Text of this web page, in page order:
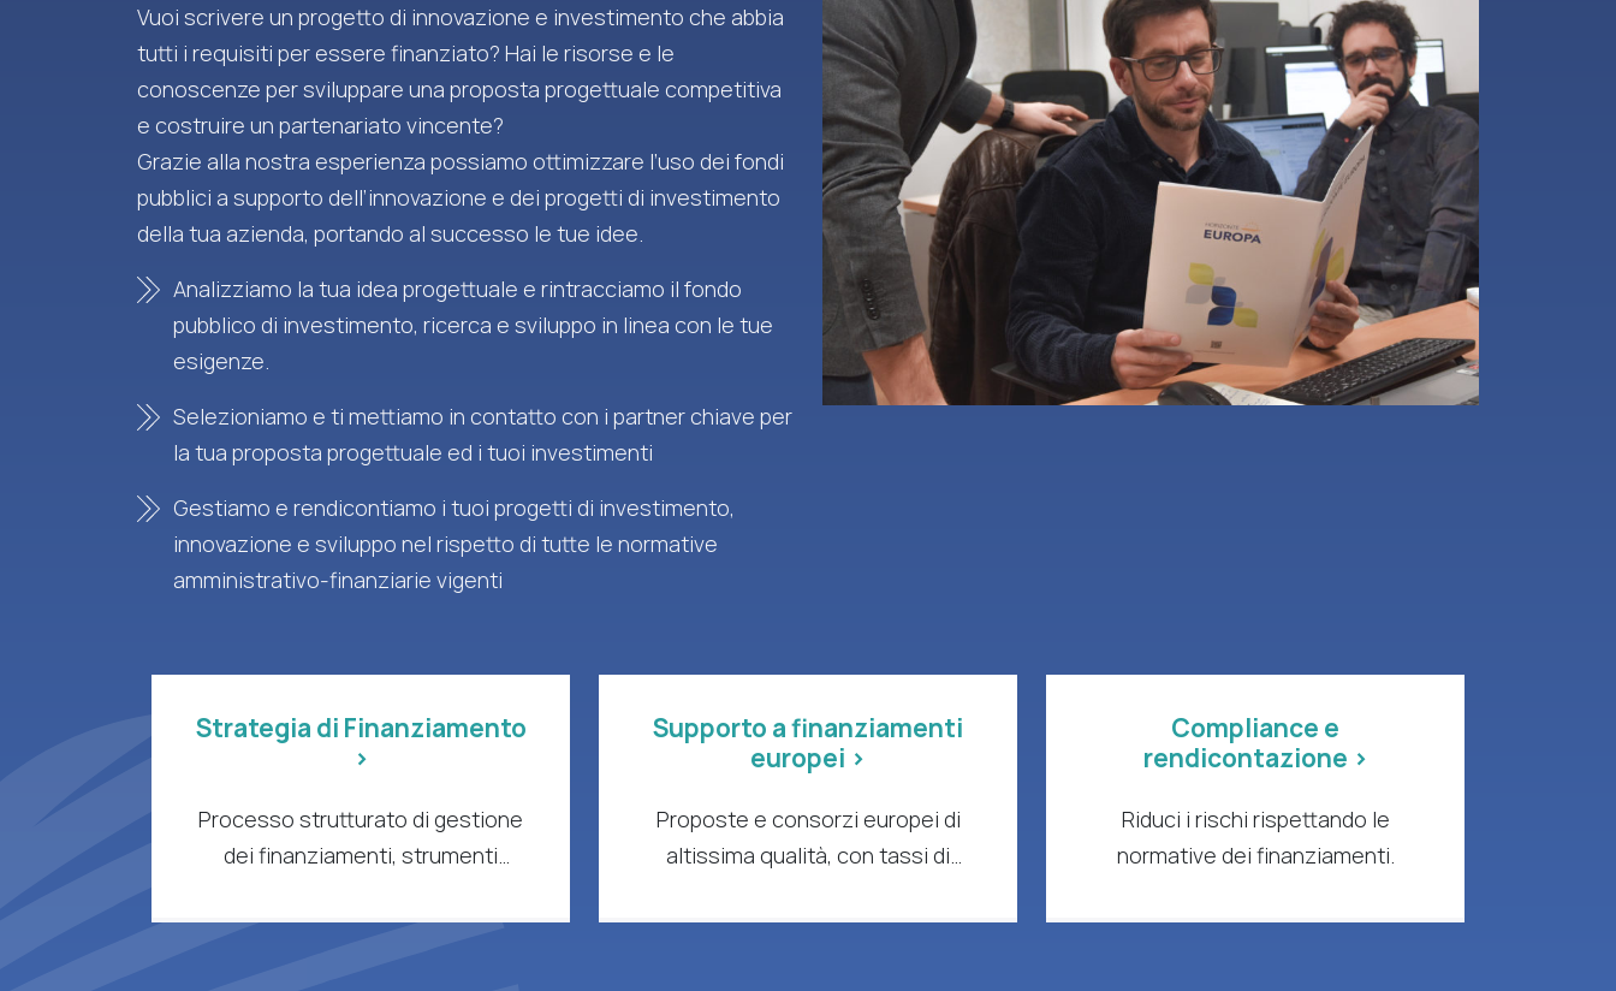
Vuoi scrivere un progetto di innovazione e investimento che abbia
tutti i requisiti per essere finanziato? Hai le risorse e le
conoscenze per sviluppare una proposta progettuale competitiva
e costruire un partenariato vincente?
Grazie alla nostra esperienza possiamo ottimizzare l’uso dei fondi
pubblici a supporto dell’innovazione e dei progetti di investimento
della tua azienda, portando al successo le tue idee.
Analizziamo la tua idea progettuale e rintracciamo il fondo
pubblico di investimento, ricerca e sviluppo in linea con le tue
esigenze.
Selezioniamo e ti mettiamo in contatto con i partner chiave per
la tua proposta progettuale ed i tuoi investimenti
Gestiamo e rendicontiamo i tuoi progetti di investimento,
innovazione e sviluppo nel rispetto di tutte le normative
amministrativo-finanziarie vigenti
Strategia di Finanziamento
>
Processo strutturato di gestione
dei finanziamenti, strumenti
aziende e organizzazioni di ricerca
Supporto a finanziamenti
europei >
Proposte e consorzi europei di
altissima qualità, con tassi di
concreto.
Compliance e
rendicontazione >
Riduci i rischi rispettando le
normative dei finanziamenti.